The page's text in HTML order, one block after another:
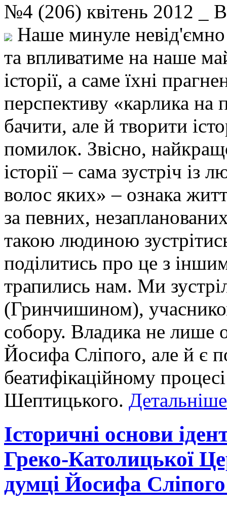
№4 (206) квітень 2012 _
Наше минуле
та впливатиме на наше
історії, а саме їхні
перспективу «карлика на
бачити, але й творити
помилок. Звісно,
історії – сама зустріч
волос яких» – ознака
за певних,
такою людиною
поділитись про це з
трапились нам. Ми
(Гринчишином),
собору. Владика не лише
Йосифа Сліпого, але й є
беатифікаційному
Шептицького.
Історичні основи
Греко-Католицької
думці Йосифа